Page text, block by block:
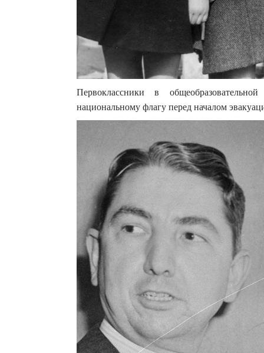
Первоклассники в
национальному флагу перед началом